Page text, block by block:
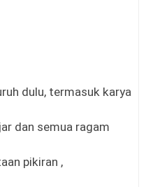
dulu, termasuk karya
dan semua ragam
pikiran ,